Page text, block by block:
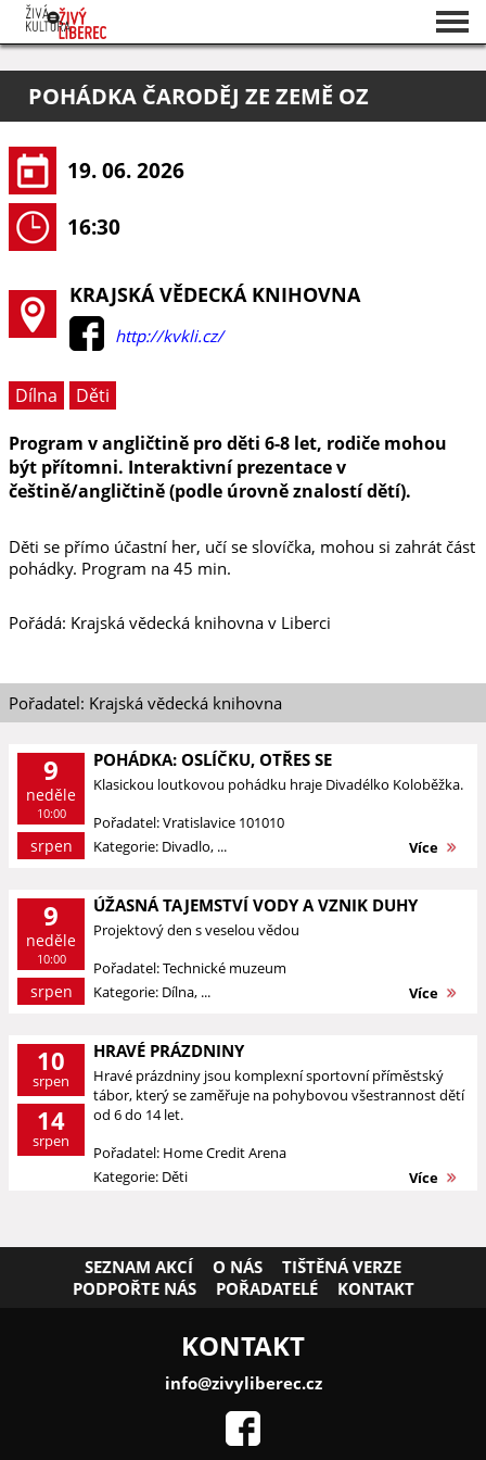
O projektu
Pořadatelé
POHÁDKA ČARODĚJ ZE ZEMĚ OZ
19. 06. 2026
16:30
KRAJSKÁ VĚDECKÁ KNIHOVNA
http://kvkli.cz/
Dílna
Děti
Program v angličtině pro děti 6-8 let, rodiče mohou
být přítomni. Interaktivní prezentace v
češtině/angličtině (podle úrovně znalostí dětí).
Děti se přímo účastní her, učí se slovíčka, mohou si zahrát část
pohádky. Program na 45 min.
Pořádá: Krajská vědecká knihovna v Liberci
Pořadatel: Krajská vědecká knihovna
9
neděle
10:00
srpen
POHÁDKA: OSLÍČKU, OTŘES SE
Klasickou loutkovou pohádku hraje Divadélko Koloběžka.
Pořadatel: Vratislavice 101010
Kategorie: Divadlo, ...
Více
9
neděle
10:00
srpen
ÚŽASNÁ TAJEMSTVÍ VODY A VZNIK DUHY
Projektový den s veselou vědou
Pořadatel: Technické muzeum
Kategorie: Dílna, ...
Více
10
srpen
14
srpen
HRAVÉ PRÁZDNINY
Hravé prázdniny jsou komplexní sportovní příměstský
tábor, který se zaměřuje na pohybovou všestrannost dětí
od 6 do 14 let.
Pořadatel: Home Credit Arena
Kategorie: Děti
Více
SEZNAM AKCÍ O NÁS
TIŠTĚNÁ VERZE
PODPOŘTE NÁS
POŘADATELÉ KONTAKT
KONTAKT
info@zivyliberec.cz